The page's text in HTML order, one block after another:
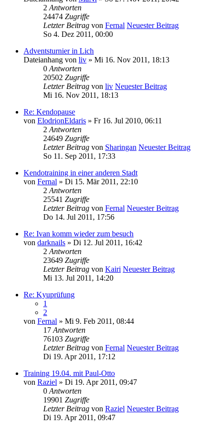
2 Antworten
24474 Zugriffe
Letzter Beitrag von Fernal Neuester Beitrag
So 4. Dez 2011, 00:00
Adventsturnier in Lich
Dateianhang von liv » Mi 16. Nov 2011, 18:13
0 Antworten
20502 Zugriffe
Letzter Beitrag von liv Neuester Beitrag
Mi 16. Nov 2011, 18:13
Re: Kendopause
von ElodrionEldaris » Fr 16. Jul 2010, 06:11
2 Antworten
24649 Zugriffe
Letzter Beitrag von Sharingan Neuester Beitrag
So 11. Sep 2011, 17:33
Kendotraining in einer anderen Stadt
von Fernal » Di 15. Mär 2011, 22:10
2 Antworten
25541 Zugriffe
Letzter Beitrag von Fernal Neuester Beitrag
Do 14. Jul 2011, 17:56
Re: Ivan komm wieder zum besuch
von darknails » Di 12. Jul 2011, 16:42
2 Antworten
23649 Zugriffe
Letzter Beitrag von Kairi Neuester Beitrag
Mi 13. Jul 2011, 14:20
Re: Kyuprüfung
1
2
von Fernal » Mi 9. Feb 2011, 08:44
17 Antworten
76103 Zugriffe
Letzter Beitrag von Fernal Neuester Beitrag
Di 19. Apr 2011, 17:12
Training 19.04. mit Paul-Otto
von Raziel » Di 19. Apr 2011, 09:47
0 Antworten
19901 Zugriffe
Letzter Beitrag von Raziel Neuester Beitrag
Di 19. Apr 2011, 09:47